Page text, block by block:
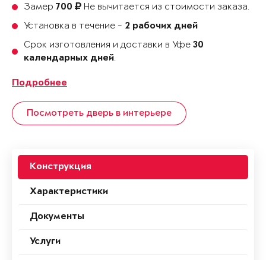
Замер 700
Не вычитается из стоимости заказа.
Установка в течение - 2 рабочих дней
Срок изготовления и доставки в Уфе 30
календарных дней.
Подробнее
Посмотреть дверь в интерьере
Конструкция
Характеристики
Документы
Услуги